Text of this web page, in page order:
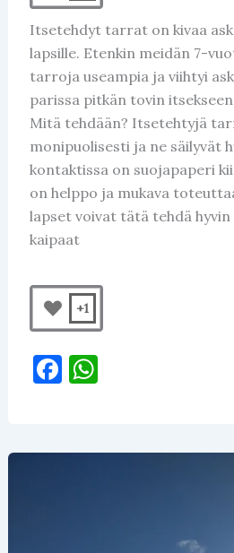
Itsetehdyt tarrat on kivaa
lapsille. Etenkin meidän 7-
tarroja useampia ja viihtyi
parissa pitkän tovin
Mitä tehdään? Itsetehtyjä
monipuolisesti ja ne säilyvät
kontaktissa on suojapaperi
on helppo ja mukava
lapset voivat tätä tehdä hyvin
kaipaat
+1
F
e
W
s